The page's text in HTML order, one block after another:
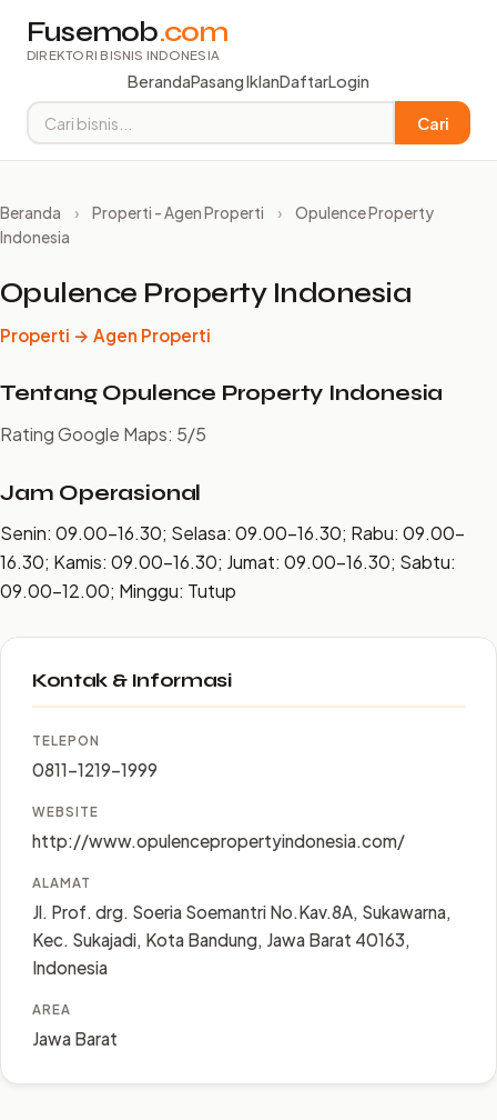
Fusemob.com
DIREKTORI BISNIS INDONESIA
BerandaPasang IklanDaftarLogin
Cari
Beranda › Properti - Agen Properti ›
Opulence Property
Indonesia
Opulence Property Indonesia
Properti → Agen Properti
Tentang Opulence Property Indonesia
Rating Google Maps: 5/5
Jam Operasional
Senin: 09.00–16.30; Selasa: 09.00–16.30; Rabu: 09.00–
16.30; Kamis: 09.00–16.30; Jumat: 09.00–16.30; Sabtu:
09.00–12.00; Minggu: Tutup
Kontak & Informasi
TELEPON
0811-1219-1999
WEBSITE
http://www.opulencepropertyindonesia.com/
ALAMAT
Jl. Prof. drg. Soeria Soemantri No.Kav.8A, Sukawarna,
Kec. Sukajadi, Kota Bandung, Jawa Barat 40163,
Indonesia
AREA
Jawa Barat